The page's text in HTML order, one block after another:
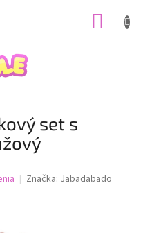
set s
Značka: Jabadabado